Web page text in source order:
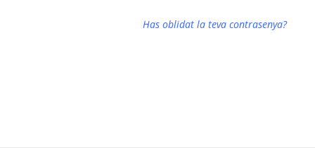
Has oblidat la teva contrasenya?